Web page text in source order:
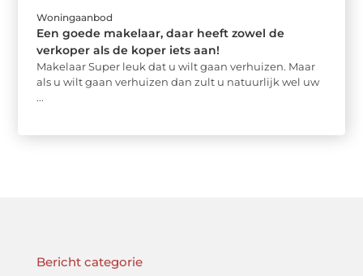
Woningaanbod
Een goede makelaar, daar heeft zowel de
verkoper als de koper iets aan!
Makelaar Super leuk dat u wilt gaan verhuizen. Maar
als u wilt gaan verhuizen dan zult u natuurlijk wel uw
...
Bericht categorie